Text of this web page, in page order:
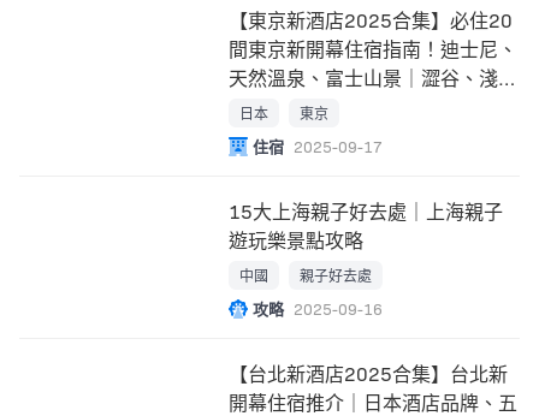
【東京新酒店2025合集】必住20
間東京新開幕住宿指南！迪士尼、
天然溫泉、富士山景｜澀谷、淺
草、銀座周邊
日本 東京
住宿 2025-09-17
15大上海親子好去處｜上海親子
遊玩樂景點攻略
中國 親子好去處
攻略 2025-09-16
【台北新酒店2025合集】台北新
開幕住宿推介｜日本酒店品牌、五